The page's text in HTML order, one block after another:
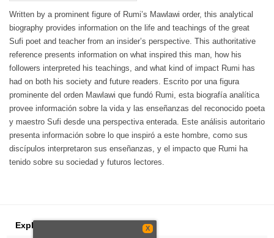
Written by a prominent figure of Rumi’s Mawlawi order, this analytical
biography provides information on the life and teachings of the great
Sufi poet and teacher from an insider’s perspective. This authoritative
reference presents information on what inspired this man, how his
followers interpreted his teachings, and what kind of impact Rumi has
had on both his society and future readers. Escrito por una figura
prominente del orden Mawlawi que fundó Rumi, esta biografía analítica
provee información sobre la vida y las enseñanzas del reconocido poeta
y maestro Sufi desde una perspectiva enterada. Este análisis autoritario
presenta información sobre lo que inspiró a este hombre, como sus
discípulos interpretaron sus enseñanzas, y el impacto que Rumi ha
tenido sobre su sociedad y futuros lectores.
Explorar X